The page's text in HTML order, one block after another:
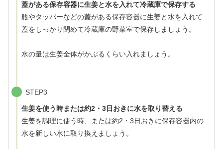
蓋がある保存容器に生姜と水を入れて冷蔵庫で保存する
瓶やタッパーなどの蓋がある保存容器に生姜と水を入れて
蓋をしっかり閉めて冷蔵庫の野菜室で保存しましょう。
水の量は生姜全体がかぶるくらい入れましょう。
STEP3
生姜を使う時または約2・3日おきに水を取り替える
生姜を調理に使う時、または約2・3日おきに保存容器内の
水を新しい水に取り換えましょう。